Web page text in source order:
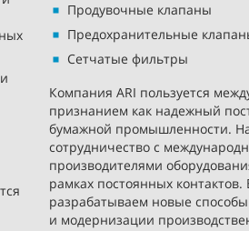
Продувочные клапаны
Предохранительные
Сетчатые фильтры
Компания ARI пользуется
признанием как надежный
бумажной промышленности.
сотрудничество с
производителями
рамках постоянных
разрабатываем новые
и модернизации